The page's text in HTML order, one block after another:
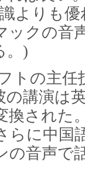
よりも
ックの音
。)
トの主
の講演は
換された
らに中国
の音声で